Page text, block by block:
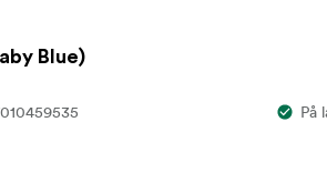
Blue)
På